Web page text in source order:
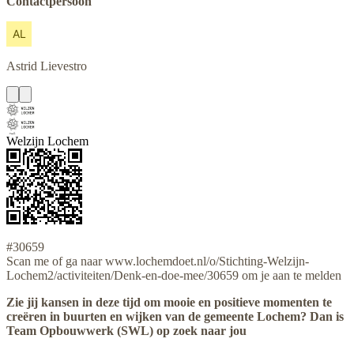
Astrid Lievestro
Welzijn Lochem
#30659
Scan me of ga naar www.lochemdoet.nl/o/Stichting-Welzijn-
Lochem2/activiteiten/Denk-en-doe-mee/30659 om je aan te melden
Zie jij kansen in deze tijd om mooie en positieve momenten te
creëren in buurten en wijken van de gemeente Lochem? Dan is
Team Opbouwwerk (SWL) op zoek naar jou